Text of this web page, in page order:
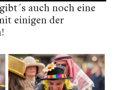
auch noch eine
einigen der